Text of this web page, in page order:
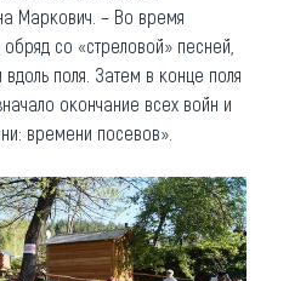
Маркович. – Во время
со «стреловой» песней,
поля. Затем в конце поля
окончание всех войн и
времени посевов».